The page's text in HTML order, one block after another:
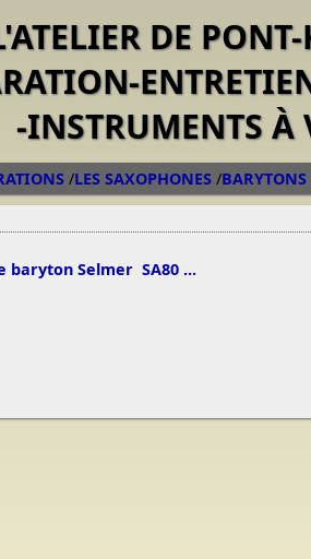
DE
-INSTRUMENTS À
/LES SAXOPHONES /BARYTONS
baryton Selmer SA80 ...